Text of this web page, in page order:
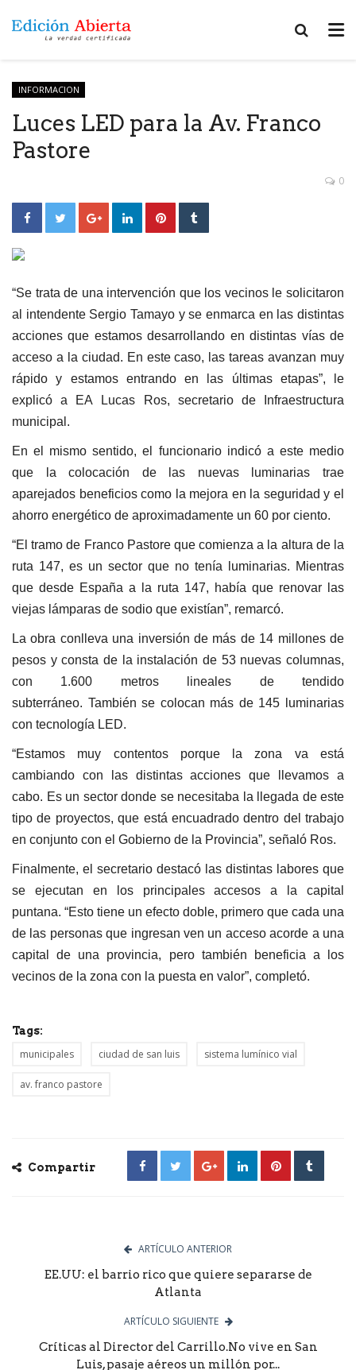
INFORMACION
Luces LED para la Av. Franco
Pastore
0
“Se trata de una intervención que los vecinos le solicitaron
al intendente Sergio Tamayo y se enmarca en las distintas
acciones que estamos desarrollando en distintas vías de
acceso a la ciudad. En este caso, las tareas avanzan muy
rápido y estamos entrando en las últimas etapas”, le
explicó a EA Lucas Ros, secretario de Infraestructura
municipal.
En el mismo sentido, el funcionario indicó a este medio
que la colocación de las nuevas luminarias trae
aparejados beneficios como la mejora en la seguridad y el
ahorro energético de aproximadamente un 60 por ciento.
“El tramo de Franco Pastore que comienza a la altura de la
ruta 147, es un sector que no tenía luminarias. Mientras
que desde España a la ruta 147, había que renovar las
viejas lámparas de sodio que existían”, remarcó.
La obra conlleva una inversión de más de 14 millones de
pesos y consta de la instalación de 53 nuevas columnas,
con 1.600 metros lineales de tendido
subterráneo. También se colocan más de 145 luminarias
con tecnología LED.
“Estamos muy contentos porque la zona va está
cambiando con las distintas acciones que llevamos a
cabo. Es un sector donde se necesitaba la llegada de este
tipo de proyectos, que está encuadrado dentro del trabajo
en conjunto con el Gobierno de la Provincia”, señaló Ros.
Finalmente, el secretario destacó las distintas labores que
se ejecutan en los principales accesos a la capital
puntana. “Esto tiene un efecto doble, primero que cada una
de las personas que ingresan ven un acceso acorde a una
capital de una provincia, pero también beneficia a los
vecinos de la zona con la puesta en valor”, completó.
Tags:
municipales ciudad de san luis sistema lumínico vial
av. franco pastore
Compartir
ARTÍCULO ANTERIOR
EE.UU: el barrio rico que quiere separarse de
Atlanta
ARTÍCULO SIGUIENTE
Críticas al Director del Carrillo.No vive en San
Luis, pasaje aéreos un millón por...